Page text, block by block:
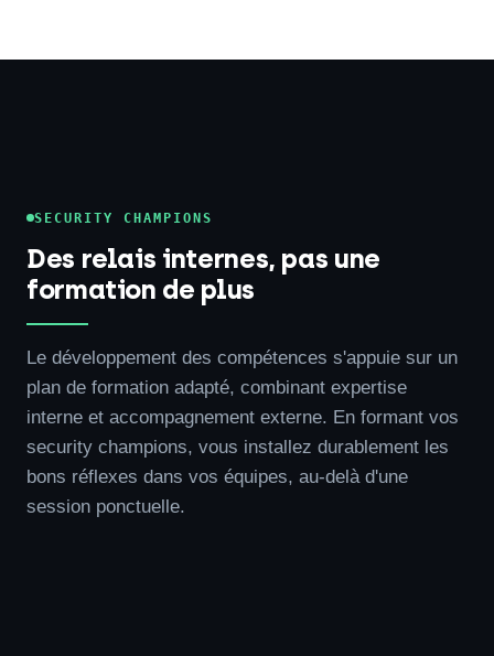
SECURITY CHAMPIONS
Des relais internes, pas une
formation de plus
Le développement des compétences s'appuie sur un
plan de formation adapté, combinant expertise
interne et accompagnement externe. En formant vos
security champions, vous installez durablement les
bons réflexes dans vos équipes, au-delà d'une
session ponctuelle.